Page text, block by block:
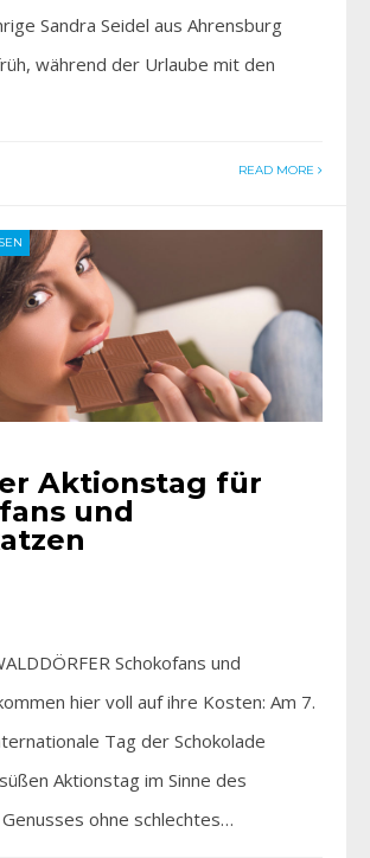
Sandra Seidel aus Ahrensburg
während der Urlaube mit den
READ MORE
Aktionstag für
und
Schokofans und
hier voll auf ihre Kosten: Am 7.
Tag der Schokolade
Aktionstag im Sinne des
ohne schlechtes…